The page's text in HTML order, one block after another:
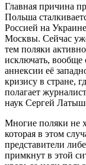
Главная причина
Польша
Россией на
Москвы. Сейчас
тем поляки
исключать,
аннексии её
кризису в стране,
полагает
наук Сергей
Многие поляки не
которая в этом
представители
примкнут в этой